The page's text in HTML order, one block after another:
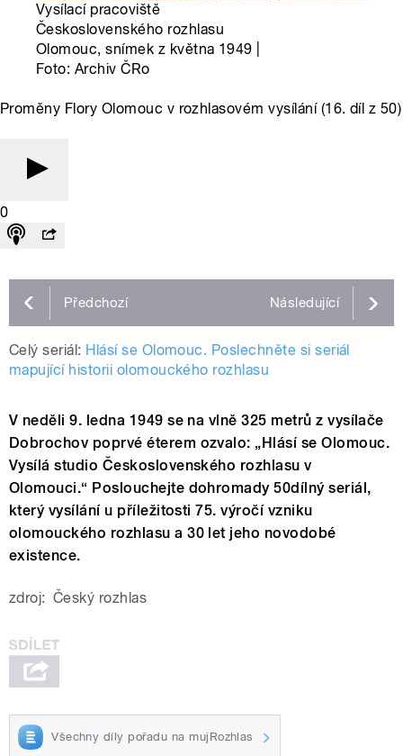
Vysílací pracoviště
Československého rozhlasu
Olomouc, snímek z května 1949 |
Foto: Archiv ČRo
Proměny Flory Olomouc v rozhlasovém vysílání (16. díl z 50)
0
Předchozí Následující
Celý seriál: Hlásí se Olomouc. Poslechněte si seriál
mapující historii olomouckého rozhlasu
V neděli 9. ledna 1949 se na vlně 325 metrů z vysílače
Dobrochov poprvé éterem ozvalo: „Hlásí se Olomouc.
Vysílá studio Československého rozhlasu v
Olomouci.“ Poslouchejte dohromady 50dílný seriál,
který vysílání u příležitosti 75. výročí vzniku
olomouckého rozhlasu a 30 let jeho novodobé
existence.
zdroj: Český rozhlas
Všechny díly pořadu na mujRozhlas